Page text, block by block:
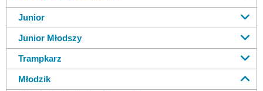
Junior
Junior Młodszy
Trampkarz
Młodzik